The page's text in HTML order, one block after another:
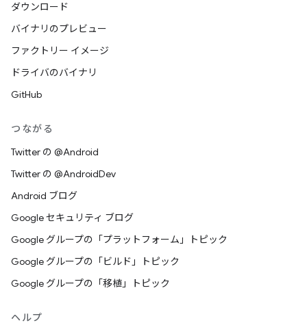
ダウンロード
バイナリのプレビュー
ファクトリー イメージ
ドライバのバイナリ
GitHub
つながる
Twitter の @Android
Twitter の @AndroidDev
Android ブログ
Google セキュリティ ブログ
Google グループの「プラットフォーム」トピック
Google グループの「ビルド」トピック
Google グループの「移植」トピック
ヘルプ